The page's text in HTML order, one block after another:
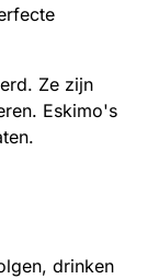
Ze zijn
Eskimo's
drinken